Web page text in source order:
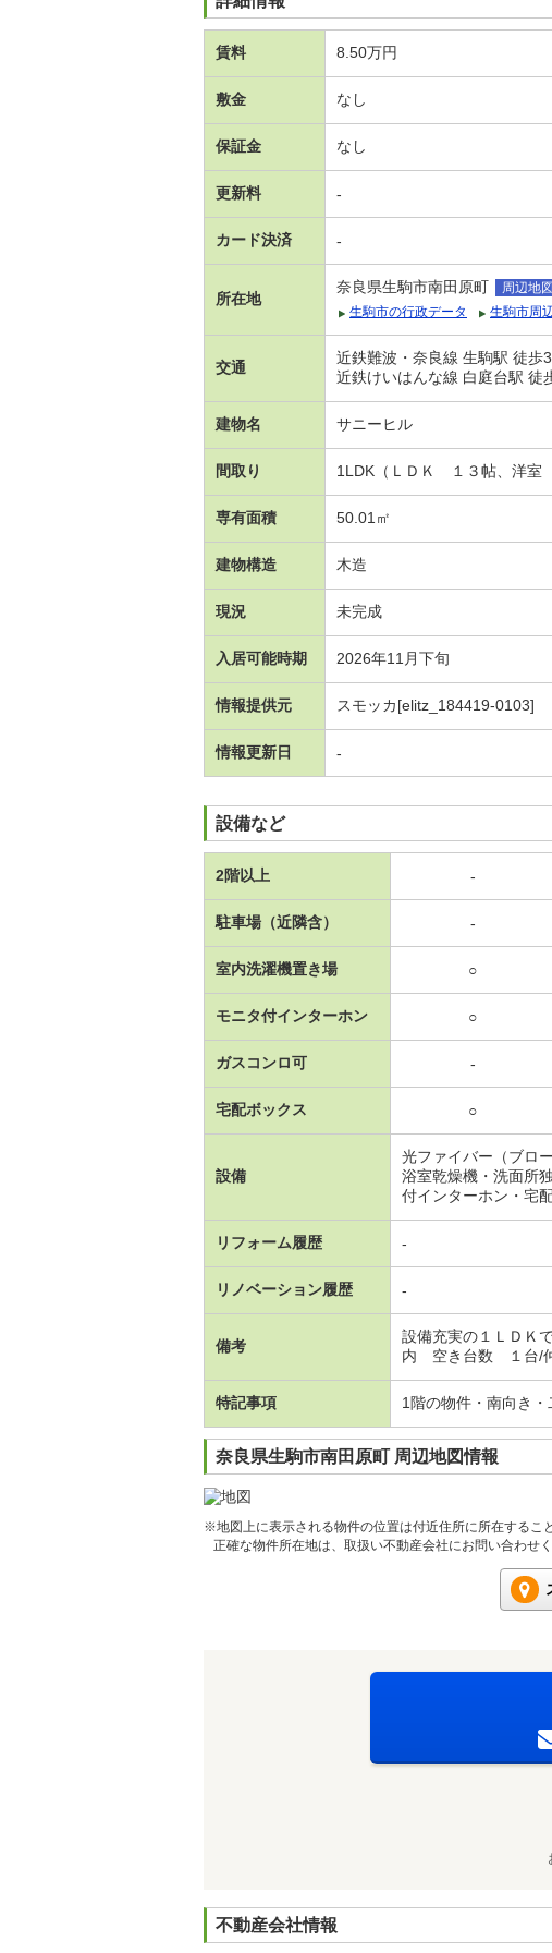
賃料 8.50万円
敷金 なし
保証金 なし
更新料 -
カード決済 -
所在地
奈良県生駒市南田原町
周辺地図
生駒市の行政データ
生駒市周
交通
近鉄難波・奈良線 生駒駅 徒歩
近鉄けいはんな線 白庭台駅 徒
建物名 サニーヒル
間取り 1LDK（ＬＤＫ １３帖、洋室
専有面積 50.01㎡
建物構造 木造
現況 未完成
入居可能時期 2026年11月下旬
情報提供元 スモッカ[elitz_184419-0103]
情報更新日 -
設備など
2階以上 -
駐車場（近隣含） -
室内洗濯機置き場 ○
モニタ付インターホン ○
ガスコンロ可 -
宅配ボックス ○
設備
光ファイバー（ブロ
浴室乾燥機・洗面所
付インターホン・宅
リフォーム履歴 -
リノベーション履歴 -
備考
設備充実の１ＬＤ
内 空き台数 １台/
特記事項 1階の物件・南向き
奈良県生駒市南田原町 周辺地図情報
※地図上に表示される物件の位置は付近住所に所在するこ
正確な物件所在地は、取扱い不動産会社にお問い合わせく
不動産会社情報